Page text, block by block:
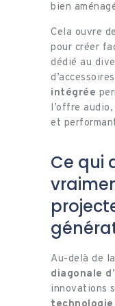
bien
Cela ouvre
pour créer
dédié au
intégrée
l’offre
et
Ce qui
Au-delà de
diagonale
innovations